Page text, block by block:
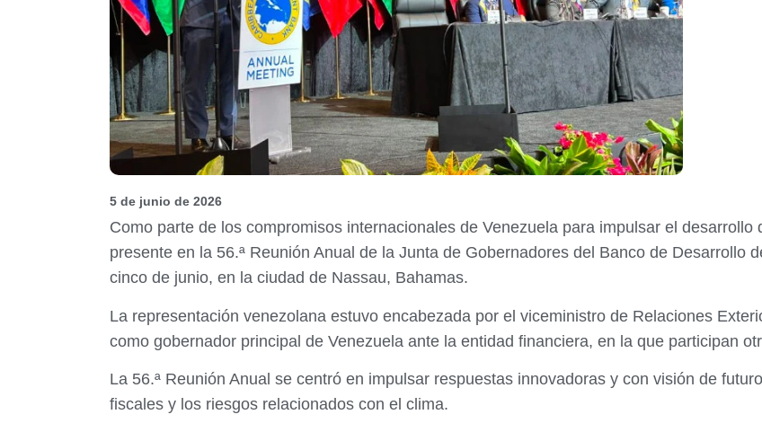
5 de junio de 2026
Como parte de los compromisos internacionales de Venezuela para impulsar el
presente en la 56.ª Reunión Anual de la Junta de Gobernadores del Banco de Desarrollo
cinco de junio, en la ciudad de Nassau, Bahamas.
La representación venezolana estuvo encabezada por el viceministro de Relaciones
como gobernador principal de Venezuela ante la entidad financiera, en la que participan
La 56.ª Reunión Anual se centró en impulsar respuestas innovadoras y con visión de
fiscales y los riesgos relacionados con el clima.